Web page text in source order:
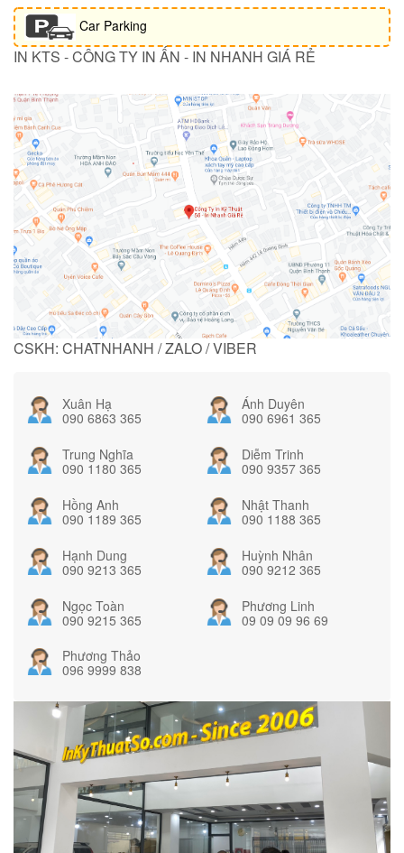
Car Parking
IN KTS - CÔNG TY IN ẤN - IN NHANH GIÁ RẺ
CSKH: CHATNHANH / ZALO / VIBER
Xuân Hạ
090 6863 365
Ánh Duyên
090 6961 365
Trung Nghĩa
090 1180 365
Diễm Trinh
090 9357 365
Hồng Anh
090 1189 365
Nhật Thanh
090 1188 365
Hạnh Dung
090 9213 365
Huỳnh Nhân
090 9212 365
Ngọc Toàn
090 9215 365
Phương Linh
09 09 09 96 69
Phương Thảo
096 9999 838